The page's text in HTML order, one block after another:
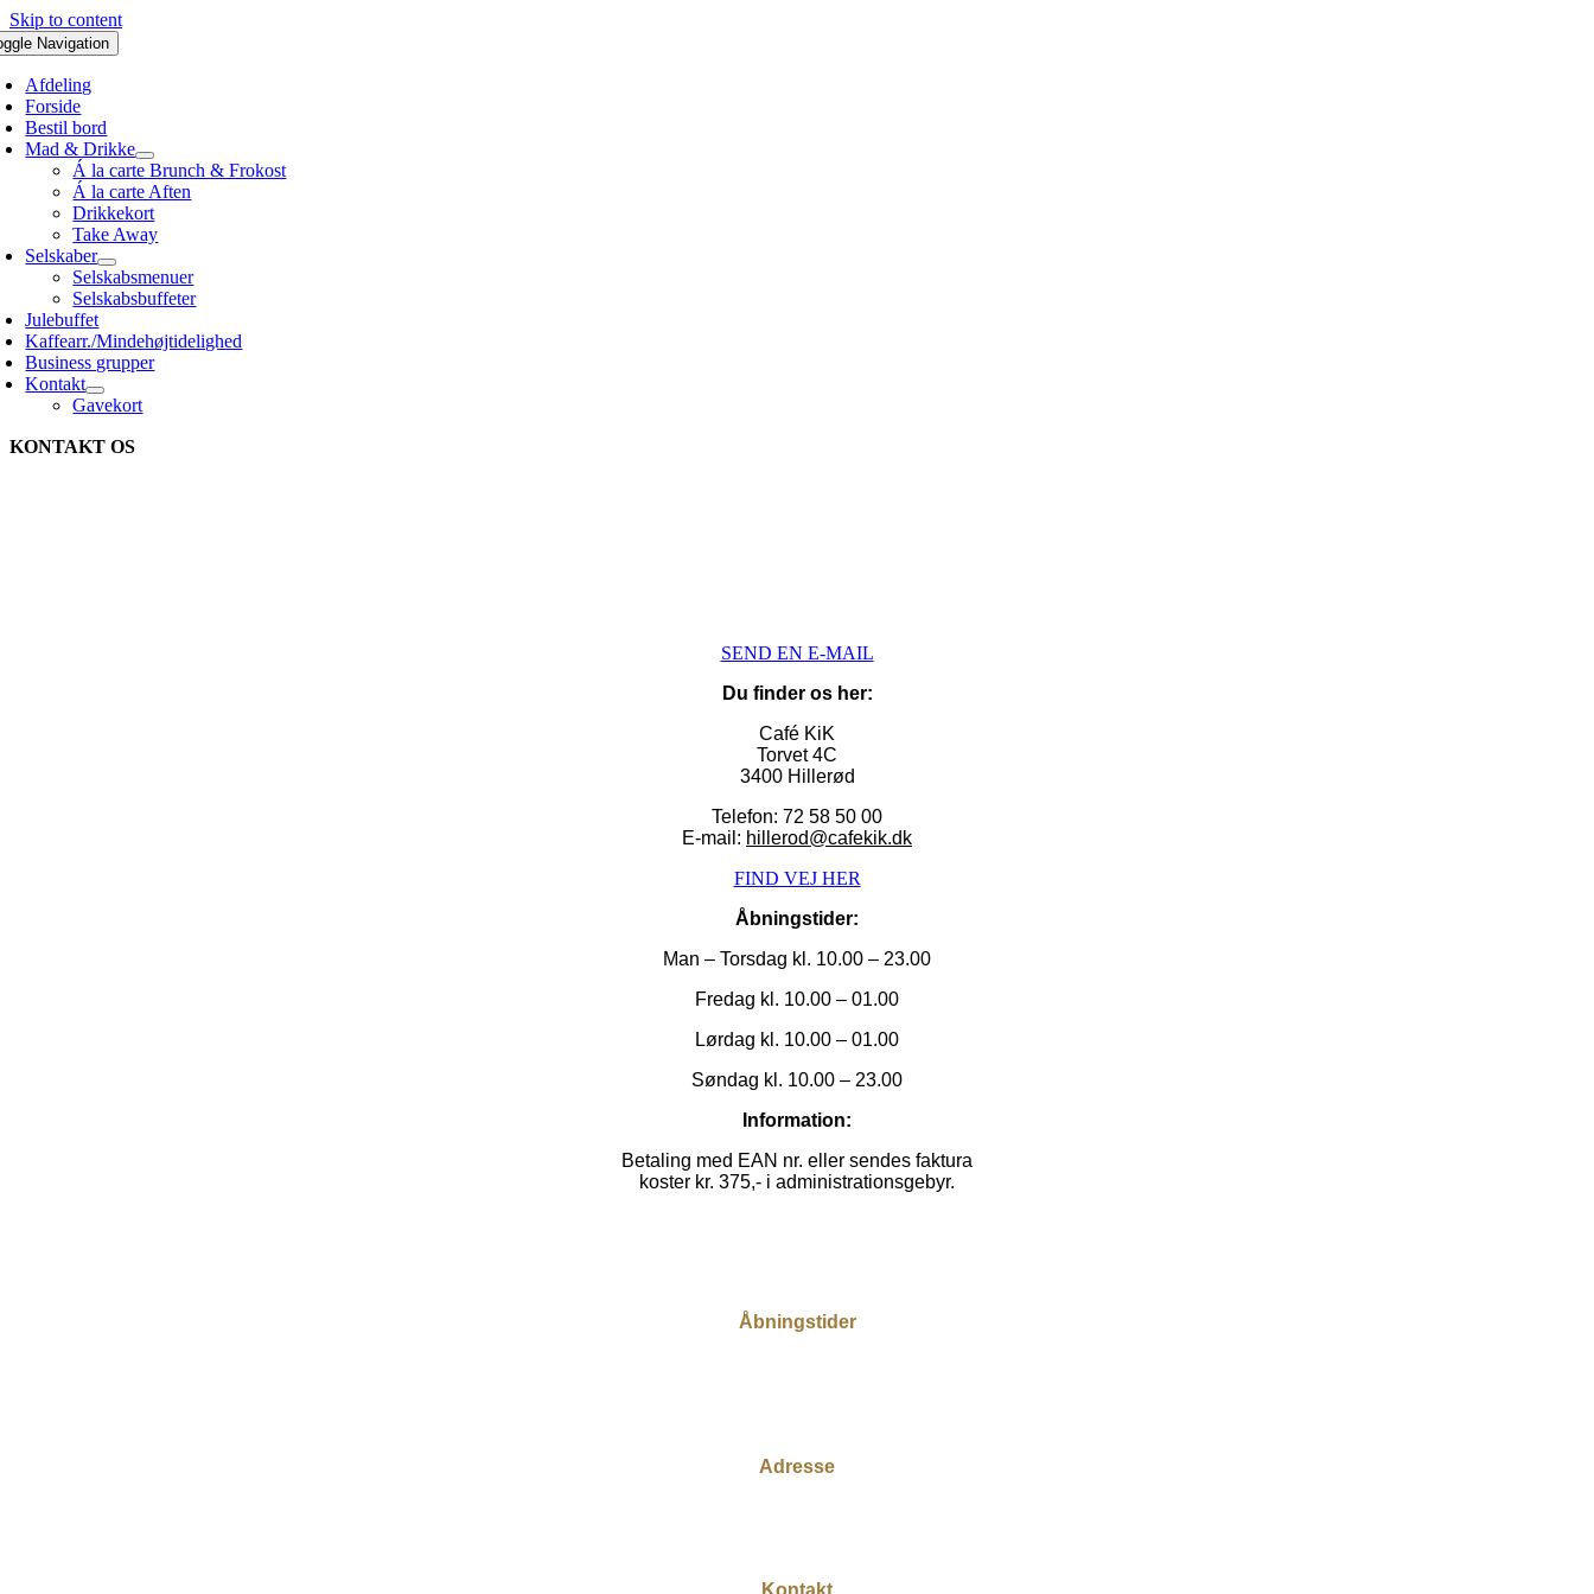
Skip to content
Navigation
Afdeling
Forside
Bestil bord
Mad & Drikke
Á la carte Brunch & Frokost
Á la carte Aften
Drikkekort
Take Away
Selskaber
Selskabsmenuer
Selskabsbuffeter
Julebuffet
Kaffearr./Mindehøjtidelighed
Business grupper
Kontakt
Gavekort
KONTAKT OS
SEND EN E-MAIL
Du finder os her:
Café KiK
Torvet 4C
3400 Hillerød
Telefon: 72 58 50 00
E-mail: hillerod@cafekik.dk
FIND VEJ HER
Åbningstider:
Man – Torsdag kl. 10.00 – 23.00
Fredag kl. 10.00 – 01.00
Lørdag kl. 10.00 – 01.00
Søndag kl. 10.00 – 23.00
Information:
Betaling med EAN nr. eller sendes faktura
koster kr. 375,- i administrationsgebyr.
Åbningstider
Adresse
Kontakt